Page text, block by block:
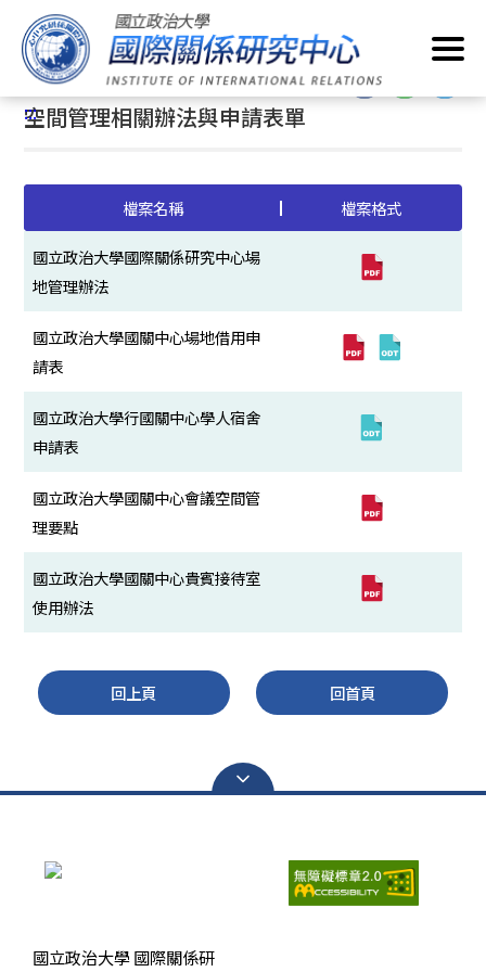
到
主
要
內
首頁/ 關於我們/中心法規
:::
:::
空間管理相關辦法與申請表單
檔案名稱 檔案格式
國立政治大學國際關係研究中心場
地管理辦法
國立政治大學國關中心場地借用申
請表
國立政治大學行國關中心學人宿舍
申請表
國立政治大學國關中心會議空間管
理要點
國立政治大學國關中心貴賓接待室
使用辦法
回上頁 回首頁
國立政治大學 國際關係研